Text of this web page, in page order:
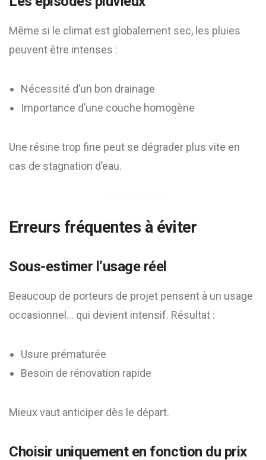
Même si le climat est globalement sec, les pluies
peuvent être intenses :
Nécessité d’un bon drainage
Importance d’une couche homogène
Une résine trop fine peut se dégrader plus vite en
cas de stagnation d’eau.
Erreurs fréquentes à éviter
Sous-estimer l’usage réel
Beaucoup de porteurs de projet pensent à un usage
occasionnel… qui devient intensif. Résultat :
Usure prématurée
Besoin de rénovation rapide
Mieux vaut anticiper dès le départ.
Choisir uniquement en fonction du prix